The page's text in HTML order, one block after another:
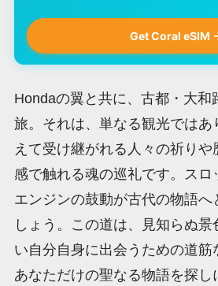
Get Coral eSIM
Hondaの翼と共に、古都・大和
旅。それは、単なる観光ではあ
えて受け継がれる人々の祈り
感で触れる魂の巡礼です。スロ
エンジンの鼓動が古代の物語へ
しょう。この道は、見知らぬ
い自分自身に出会うための道筋
あなただけの聖なる物語を探し